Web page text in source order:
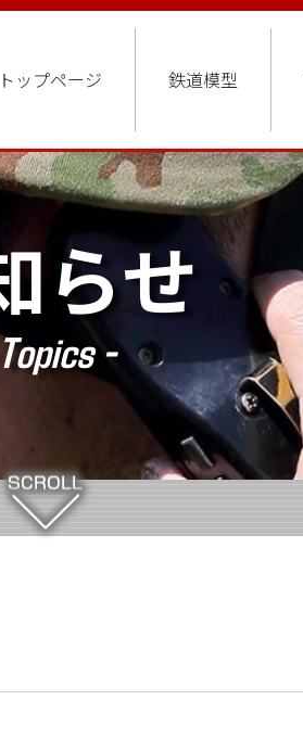
トップページ 鉄道模型
らせ
-